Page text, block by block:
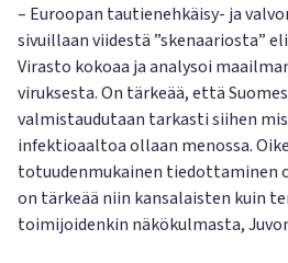
– Euroopan tautienehkäisy- ja
sivuillaan viidestä ”skenaariosta”
Virasto kokoaa ja analysoi
viruksesta. On tärkeää, että
valmistaudutaan tarkasti siihen
infektioaaltoa ollaan menossa.
totuudenmukainen tiedottaminen
on tärkeää niin kansalaisten kuin
toimijoidenkin näkökulmasta,